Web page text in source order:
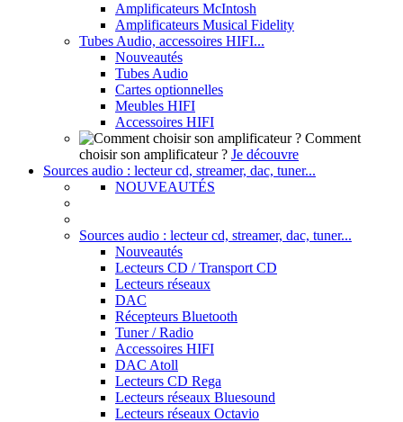
Amplificateurs McIntosh
Amplificateurs Musical Fidelity
Tubes Audio, accessoires HIFI...
Nouveautés
Tubes Audio
Cartes optionnelles
Meubles HIFI
Accessoires HIFI
Comment
choisir son amplificateur ? Je découvre
Sources audio : lecteur cd, streamer, dac, tuner...
NOUVEAUTÉS
Sources audio : lecteur cd, streamer, dac, tuner...
Nouveautés
Lecteurs CD / Transport CD
Lecteurs réseaux
DAC
Récepteurs Bluetooth
Tuner / Radio
Accessoires HIFI
DAC Atoll
Lecteurs CD Rega
Lecteurs réseaux Bluesound
Lecteurs réseaux Octavio